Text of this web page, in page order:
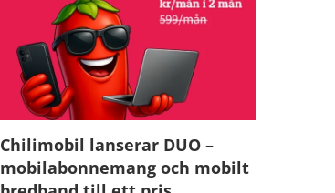
Chilimobil lanserar DUO –
mobilabonnemang och mobilt